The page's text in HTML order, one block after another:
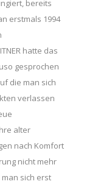
bereits
erstmals 1994
hatte das
gesprochen
die man sich
verlassen
alter
nach Komfort
nicht mehr
sich erst